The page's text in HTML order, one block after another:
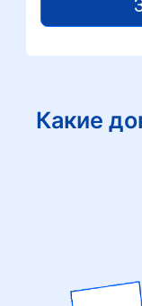
Какие